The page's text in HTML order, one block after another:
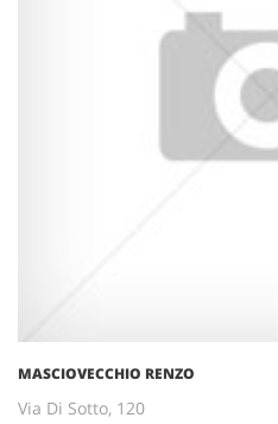
MASCIOVECCHIO RENZO
Via Di Sotto, 120